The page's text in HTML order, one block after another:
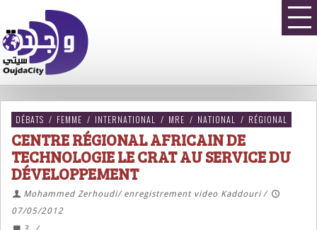
DÉBATS / FEMME / INTERNATIONAL / MRE / NATIONAL / RÉGIONAL
CENTRE RÉGIONAL AFRICAIN DE
TECHNOLOGIE LE CRAT AU SERVICE DU
DÉVELOPPEMENT
Mohammed Zerhoudi/ enregistrement video Kaddouri /
07/05/2012